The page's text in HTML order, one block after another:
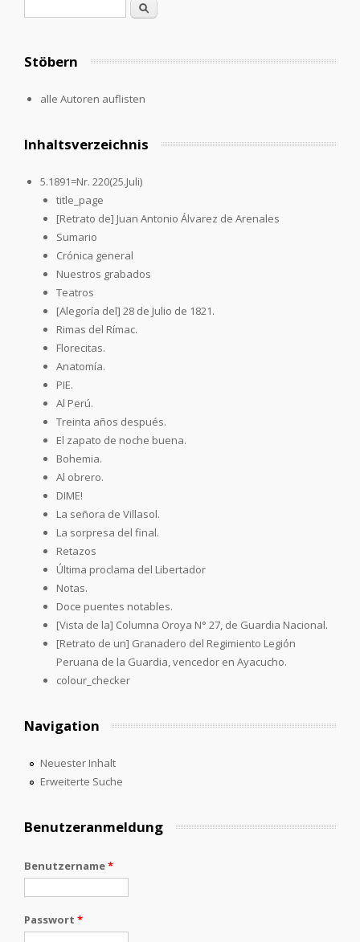
Suche
Stöbern
alle Autoren auflisten
Inhaltsverzeichnis
5.1891=Nr. 220(25.Juli)
title_page
[Retrato de] Juan Antonio Álvarez de Arenales
Sumario
Crónica general
Nuestros grabados
Teatros
[Alegoría del] 28 de Julio de 1821.
Rimas del Rímac.
Florecitas.
Anatomía.
PIE.
Al Perú.
Treinta años después.
El zapato de noche buena.
Bohemia.
Al obrero.
DIME!
La señora de Villasol.
La sorpresa del final.
Retazos
Última proclama del Libertador
Notas.
Doce puentes notables.
[Vista de la] Columna Oroya N° 27, de Guardia Nacional.
[Retrato de un] Granadero del Regimiento Legión
Peruana de la Guardia, vencedor en Ayacucho.
colour_checker
Navigation
Neuester Inhalt
Erweiterte Suche
Benutzeranmeldung
Benutzername*
Passwort *